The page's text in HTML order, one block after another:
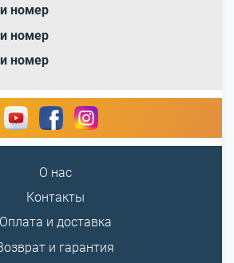
номер
номер
номер
О нас
Контакты
Оплата и доставка
и гарантия